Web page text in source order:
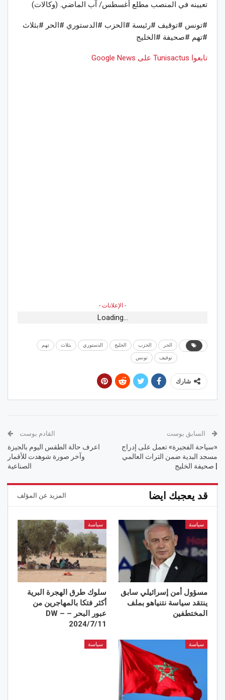
تعيينه في المنصب مطلع أغسطس/ آب الماضي. (وكالات)
#تونس #توقيف #رئيسة #الحزب #الدستوري #الحر #بثلاث
#تهم #صحيفة #الخليج
تابعوا Tunisactus على Google News
- الإعلانات -
Loading...
الحر الحزب الخليج الدستوري بثلاث تهم
توقيف تونس
شارك
السابق بوست
«سياحة الفجيرة» تعمل على إدراج
مسجد البدية ضمن التراث العالمي
| صحيفة الخليج
القادم بوست
اعرف حالة الطقس اليوم بالجيزة
وآخر صورة شوهدت للأقمار
الصناعية
قد يعجبك ايضا المزيد عن المؤلف
سياسة
مسؤول أمن إسرائيلي سابق
ينتقد سياسة نتنياهو بملف
المختطفين
سياسة
سلوك طرق الهجرة البرية
أكثر فتكا بالمهاجرين من
عبور البحر – DW –
2024/7/11
سياسة سياسة